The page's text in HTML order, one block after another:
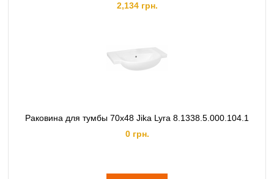
2,134 грн.
Раковина для тумбы 70х48 Jika Lyra 8.1338.5.000.104.1
0 грн.